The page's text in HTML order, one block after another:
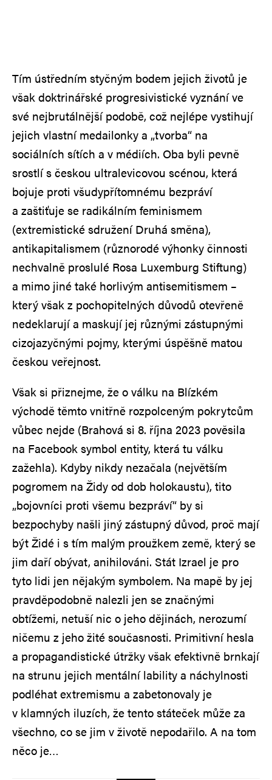
Tím ústředním styčným bodem jejich životů je
však doktrinářské progresivistické vyznání ve
své nejbrutálnější podobě, což nejlépe vystihují
jejich vlastní medailonky a „tvorba“ na
sociálních sítích a v médiích. Oba byli pevně
srostlí s českou ultralevicovou scénou, která
bojuje proti všudypřítomnému bezpráví
a zaštiťuje se radikálním feminismem
(extremistické sdružení Druhá směna),
antikapitalismem (různorodé výhonky činnosti
nechvalně proslulé Rosa Luxemburg Stiftung)
a mimo jiné také horlivým antisemitismem –
který však z pochopitelných důvodů otevřeně
nedeklarují a maskují jej různými zástupnými
cizojazyčnými pojmy, kterými úspěšně matou
českou veřejnost.
Však si přiznejme, že o válku na Blízkém
východě těmto vnitřně rozpolceným pokrytcům
vůbec nejde (Brahová si 8. října 2023 pověsila
na Facebook symbol entity, která tu válku
zažehla). Kdyby nikdy nezačala (největším
pogromem na Židy od dob holokaustu), tito
„bojovníci proti všemu bezpráví“ by si
bezpochyby našli jiný zástupný důvod, proč mají
být Židé i s tím malým proužkem země, který se
jim daří obývat, anihilováni. Stát Izrael je pro
tyto lidi jen nějakým symbolem. Na mapě by jej
pravděpodobně nalezli jen se značnými
obtížemi, netuší nic o jeho dějinách, nerozumí
ničemu z jeho žité současnosti. Primitivní hesla
a propagandistické útržky však efektivně brnkají
na strunu jejich mentální lability a náchylnosti
podléhat extremismu a zabetonovaly je
v klamných iluzích, že tento státeček může za
všechno, co se jim v životě nepodařilo. A na tom
něco je…